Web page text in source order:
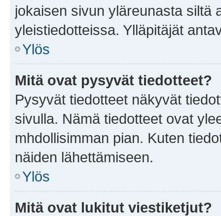
jokaisen sivun yläreunasta siltä
yleistiedotteissa. Ylläpitäjät
Ylös
Mitä ovat pysyvät tiedotteet?
Pysyvät tiedotteet näkyvät
sivulla. Nämä tiedotteet ovat
mhdollisimman pian. Kuten
näiden lähettämiseen.
Ylös
Mitä ovat lukitut viestiketjut?